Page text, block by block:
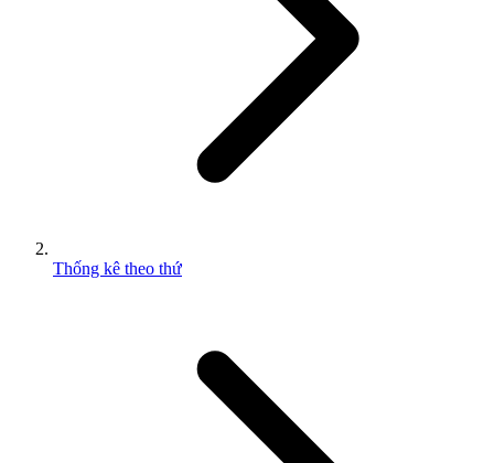
Thống kê theo thứ